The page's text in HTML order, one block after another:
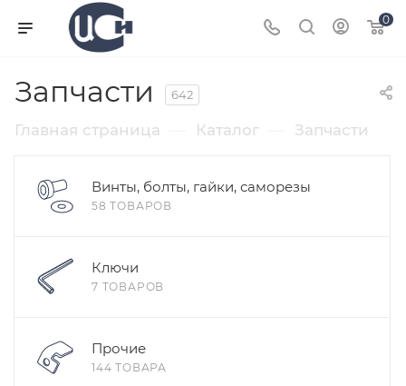
0
Запчасти 642
Главная страница Каталог Запчасти
Винты, болты, гайки, саморезы
58 ТОВАРОВ
Ключи
7 ТОВАРОВ
Прочие
144 ТОВАРА